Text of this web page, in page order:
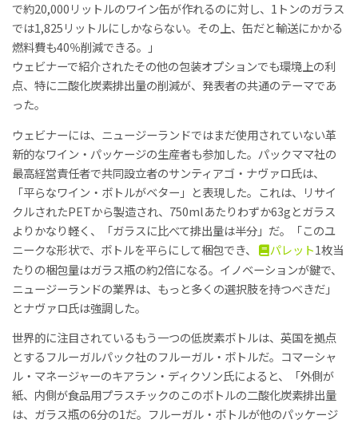
で約20,000リットルのワイン缶が作れるのに対し、1トンのガラス
では1,825リットルにしかならない。その上、缶だと輸送にかかる
燃料費も40％削減できる。」
ウェビナーで紹介されたその他の包装オプションでも環境上の利
点、特に二酸化炭素排出量の削減が、発表者の共通のテーマであ
った。
ウェビナーには、ニュージーランドではまだ使用されていない革
新的なワイン・パッケージの生産者も参加した。パックママ社の
最高経営責任者で共同設立者のサンティアゴ・ナヴァロ氏は、
「平らなワイン・ボトルがベター」と表現した。これは、リサイ
クルされたPETから製造され、750mlあたりわずか63gとガラス
よりかなり軽く、「ガラスに比べて排出量は半分」だ。「このユ
ニークな形状で、ボトルを平らにして梱包でき、
パレット1枚当
たりの梱包量はガラス瓶の約2倍になる。イノベーションが鍵で、
ニュージーランドの業界は、もっと多くの選択肢を持つべきだ」
とナヴァロ氏は強調した。
世界的に注目されているもう一つの低炭素ボトルは、英国を拠点
とするフルーガルパック社のフルーガル・ボトルだ。コマーシャ
ル・マネージャーのキアラン・ディクソン氏によると、「外側が
紙、内側が食品用プラスチックのこのボトルの二酸化炭素排出量
は、ガラス瓶の6分の1だ。フルーガル・ボトルが他のパッケージ